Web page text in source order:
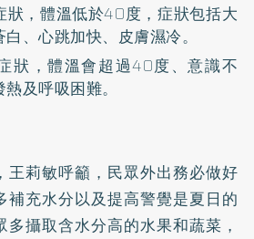
狀，體溫低於40度，症狀包括大
、心跳加快、皮膚濕冷。
狀，體溫會超過40度、意識不
及呼吸困難。
王莉敏呼籲，民眾外出務必做好
補充水分以及提高警覺是夏日的
攝取含水分高的水果和蔬菜，